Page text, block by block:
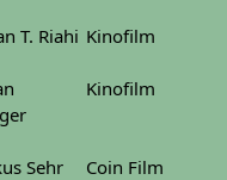
T. Riahi Kinofilm
Kinofilm
Sehr Coin Film